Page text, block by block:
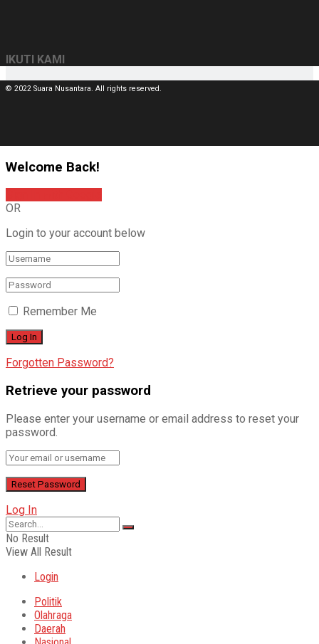
IKUTI KAMI
© 2022 Suara Nusantara. All rights reserved.
Welcome Back!
OR
Login to your account below
Remember Me
Forgotten Password?
Retrieve your password
Please enter your username or email address to reset your
password.
Log In
No Result
View All Result
Login
Politik
Olahraga
Daerah